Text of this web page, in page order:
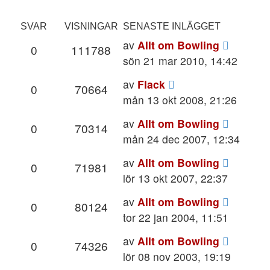
SVAR VISNINGAR SENASTE INLÄGGET
0 111788 av Allt om Bowling
sön 21 mar 2010, 14:42
0 70664 av Flack
mån 13 okt 2008, 21:26
0 70314 av Allt om Bowling
mån 24 dec 2007, 12:34
0 71981 av Allt om Bowling
lör 13 okt 2007, 22:37
0 80124 av Allt om Bowling
tor 22 jan 2004, 11:51
0 74326 av Allt om Bowling
lör 08 nov 2003, 19:19